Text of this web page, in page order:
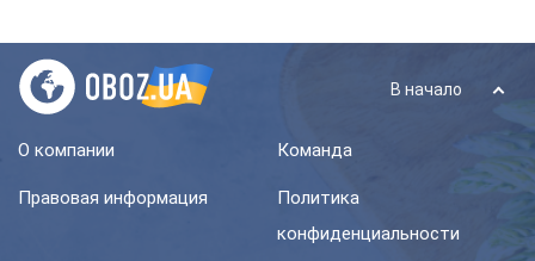
В начало
О компании Команда
Правовая информация
Политика
конфиденциальности